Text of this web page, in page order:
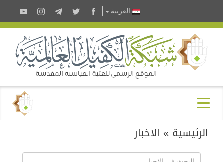
العربية
الرئيسية » الاخبار